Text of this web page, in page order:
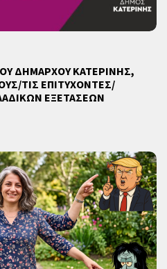
ΔΗΜΑΡΧΟΥ ΚΑΤΕΡΙΝΗΣ,
ΤΙΣ ΕΠΙΤΥΧΟΝΤΕΣ/
ΕΞΕΤΑΣΕΩΝ